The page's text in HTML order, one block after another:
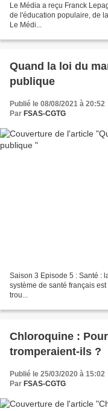
Le Média a reçu Franck
de l'éducation populaire, de
Le Médi...
Quand la loi du
publique
Publié le 08/08/2021 à 20:52
Par FSAS-CGTG
Saison 3 Episode 5 : Santé :
système de santé français
trou...
Chloroquine :
tromperaient-ils ?
Publié le 25/03/2020 à 15:02
Par FSAS-CGTG